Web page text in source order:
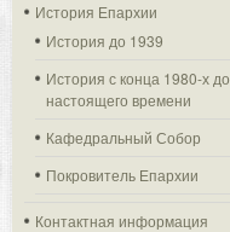
История Епархии
История до 1939
История с конца 1980-х до
настоящего времени
Кафедральный Собор
Покровитель Епархии
Контактная информация